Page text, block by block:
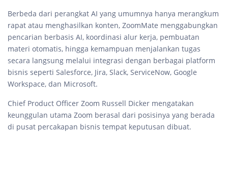
Berbeda dari perangkat AI yang umumnya hanya merangkum
rapat atau menghasilkan konten, ZoomMate menggabungkan
pencarian berbasis AI, koordinasi alur kerja, pembuatan
materi otomatis, hingga kemampuan menjalankan tugas
secara langsung melalui integrasi dengan berbagai platform
bisnis seperti Salesforce, Jira, Slack, ServiceNow, Google
Workspace, dan Microsoft.
Chief Product Officer Zoom Russell Dicker mengatakan
keunggulan utama Zoom berasal dari posisinya yang berada
di pusat percakapan bisnis tempat keputusan dibuat.